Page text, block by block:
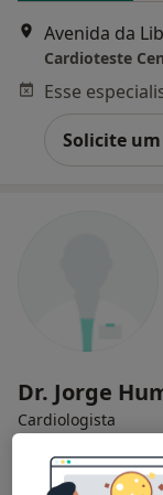
Cardioteste
Solicite
Dr. Jorge
Cardiologista
R Sargaço 49-
Consultório